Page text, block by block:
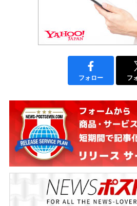
フォロー フ